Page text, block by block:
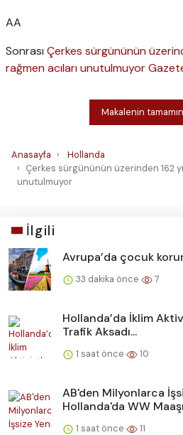
AA
Sonrası Çerkes sürgününün
rağmen acıları unutulmuyor
Makalenin
Anasayfa
Hollanda
Çerkes sürgününün üzerinden 162
unutulmuyor
İlgili
Avrupa’da çocuk
33 dakika önce 7
Hollanda’da İklim
Trafik Aksadı...
1 saat önce 10
AB'den Milyonlarca
Hollanda'da WW
1 saat önce 11